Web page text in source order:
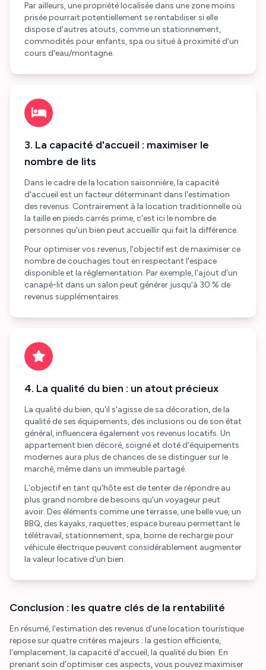
Par ailleurs, une propriété localisée dans une zone moins
prisée pourrait potentiellement se rentabiliser si elle
dispose d'autres atouts, comme un stationnement,
commodités pour enfants, spa ou situé à proximité d'un
cours d'eau/montagne.
3. La capacité d'accueil : maximiser le
nombre de lits
Dans le cadre de la location saisonnière, la capacité
d'accueil est un facteur déterminant dans l'estimation
des revenus. Contrairement à la location traditionnelle où
la taille en pieds carrés prime, c'est ici le nombre de
personnes qu'un bien peut accueillir qui fait la différence.
Pour optimiser vos revenus, l'objectif est de maximiser ce
nombre de couchages tout en respectant l'espace
disponible et la règlementation. Par exemple, l'ajout d'un
canapé-lit dans un salon peut générer jusqu'à 30 % de
revenus supplémentaires.
4. La qualité du bien : un atout précieux
La qualité du bien, qu'il s'agisse de sa décoration, de la
qualité de ses équipements, des inclusions ou de son état
général, influencera également vos revenus locatifs. Un
appartement bien décoré, soigné et doté d'équipements
modernes aura plus de chances de se distinguer sur le
marché, même dans un immeuble partagé.
L'objectif en tant qu'hôte est de tenter de répondre au
plus grand nombre de besoins qu'un voyageur peut
avoir. Des éléments comme une terrasse, une belle vue, un
BBQ, des kayaks, raquettes, espace bureau permettant le
télétravail, stationnement, spa, borne de recharge pour
véhicule électrique peuvent considérablement augmenter
la valeur locative d'un bien.
Conclusion : les quatre clés de la rentabilité
En résumé, l'estimation des revenus d'une location touristique
repose sur quatre critères majeurs : la gestion efficiente,
l'emplacement, la capacité d'accueil, la qualité du bien. En
prenant soin d'optimiser ces aspects, vous pouvez maximiser